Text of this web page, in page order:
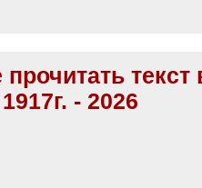
текст
- 2026